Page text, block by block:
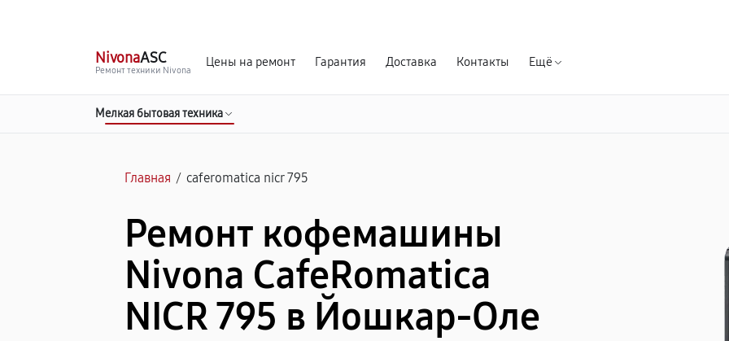
NivonaASC
Ремонт техники Nivona
Цены на ремонт Гарантия Доставка Контакты Ещё
Мелкая бытовая техника
Главная / caferomatica nicr 795
Ремонт кофемашины
Nivona CafeRomatica
NICR 795 в Йошкар-Оле